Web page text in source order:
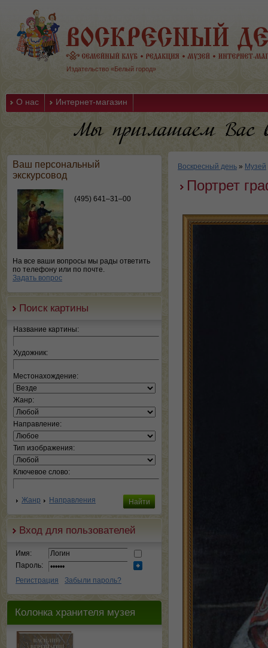
Издательство «Белый город»
О нас Интернет-магазин
Ваш персональный
экскурсовод
(495) 641–31–00
На все ваши вопросы мы рады ответить
по телефону или по почте.
Задать вопрос
Поиск картины
Название картины:
Художник:
Местонахождение:
Жанр:
Направление:
Тип изображения:
Ключевое слово:
Жанр Направления
Вход для пользователей
Имя:
Пароль:
Регистрация
Забыли пароль?
Колонка хранителя музея
Воскресный день » Музей
Портрет